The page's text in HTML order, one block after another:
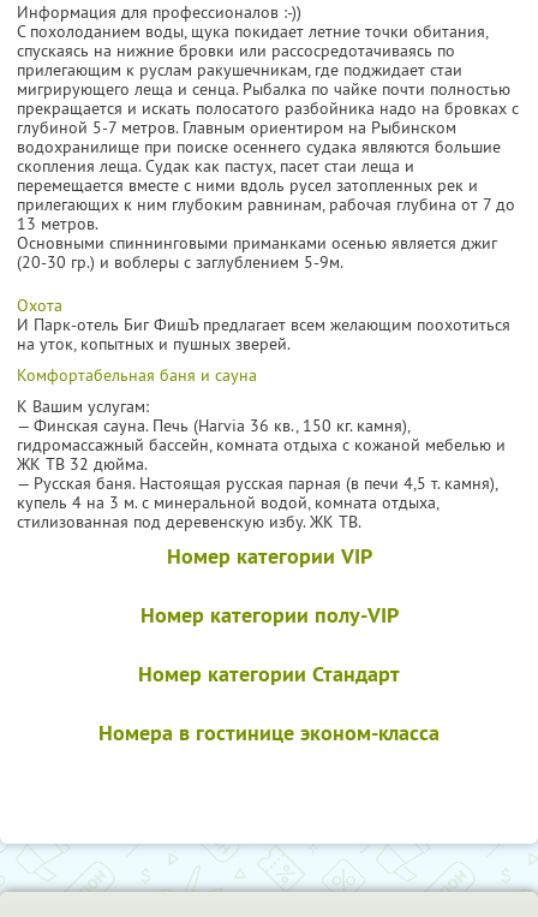
Информация для профессионалов :-))
С похолоданием воды, щука покидает летние точки обитания,
спускаясь на нижние бровки или рассосредотачиваясь по
прилегающим к руслам ракушечникам, где поджидает стаи
мигрирующего леща и сенца. Рыбалка по чайке почти полностью
прекращается и искать полосатого разбойника надо на бровках с
глубиной 5-7 метров. Главным ориентиром на Рыбинском
водохранилище при поиске осеннего судака являются большие
скопления леща. Судак как пастух, пасет стаи леща и
перемещается вместе с ними вдоль русел затопленных рек и
прилегающих к ним глубоким равнинам, рабочая глубина от 7 до
13 метров.
Основными спиннинговыми приманками осенью является джиг
(20-30 гр.) и воблеры с заглублением 5-9м.
Охота
И Парк-отель Биг ФишЪ предлагает всем желающим поохотиться
на уток, копытных и пушных зверей.
Комфортабельная баня и сауна
К Вашим услугам:
— Финская сауна. Печь (Harvia 36 кв., 150 кг. камня),
гидромассажный бассейн, комната отдыха с кожаной мебелью и
ЖК ТВ 32 дюйма.
— Русская баня. Настоящая русская парная (в печи 4,5 т. камня),
купель 4 на 3 м. с минеральной водой, комната отдыха,
стилизованная под деревенскую избу. ЖК ТВ.
Номер категории VIP
Номер категории полу-VIP
Номер категории Стандарт
Номера в гостинице эконом-класса